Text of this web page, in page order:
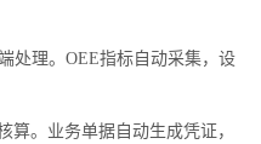
处理。OEE指标自动采集，设
算。业务单据自动生成凭证，